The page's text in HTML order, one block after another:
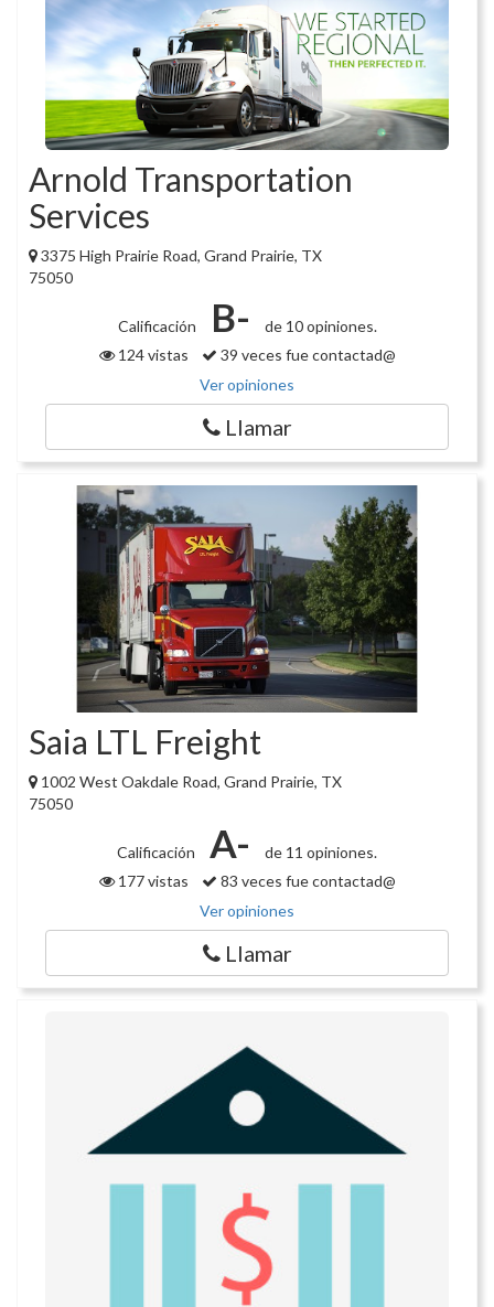
Arnold Transportation
Services
3375 High Prairie Road, Grand Prairie, TX
75050
Calificación B-
de 10 opiniones.
124 vistas
39 veces fue contactad@
Ver opiniones
Llamar
Saia LTL Freight
1002 West Oakdale Road, Grand Prairie, TX
75050
Calificación A-
de 11 opiniones.
177 vistas
83 veces fue contactad@
Ver opiniones
Llamar